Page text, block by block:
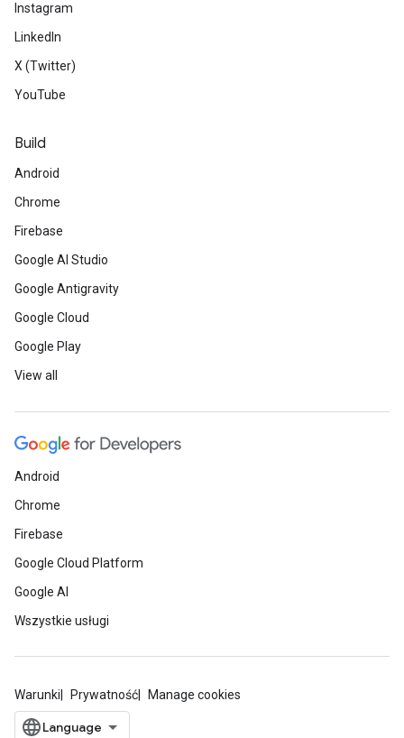
Instagram
LinkedIn
X (Twitter)
YouTube
Build
Android
Chrome
Firebase
Google AI Studio
Google Antigravity
Google Cloud
Google Play
View all
Android
Chrome
Firebase
Google Cloud Platform
Google AI
Wszystkie usługi
Warunki Prywatność Manage cookies